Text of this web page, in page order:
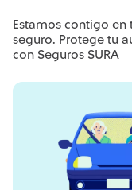
Estamos contigo
seguro. Protege tu
con Seguros SURA